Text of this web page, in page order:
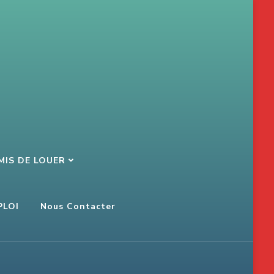
DE LOUER
Nous Contacter